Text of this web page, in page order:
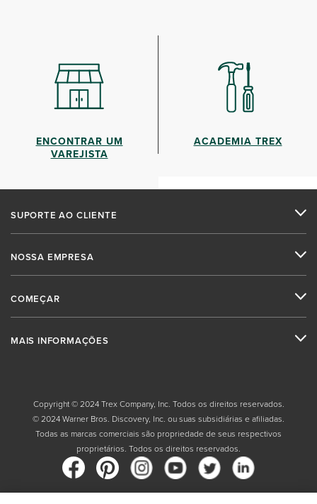
ENCONTRAR UM
VAREJISTA
ACADEMIA TREX
SUPORTE AO CLIENTE
NOSSA EMPRESA
COMEÇAR
MAIS INFORMAÇÕES
Copyright © 2024 Trex Company, Inc. Todos os direitos reservados.
© 2024 Warner Bros. Discovery, Inc. ou suas subsidiárias e afiliadas.
Todas as marcas comerciais são propriedade de seus respectivos
proprietários. Todos os direitos reservados.